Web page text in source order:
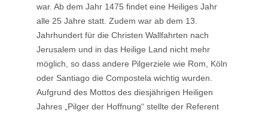
war. Ab dem Jahr 1475 findet eine Heiliges Jahr
alle 25 Jahre statt. Zudem war ab dem 13.
Jahrhundert für die Christen Wallfahrten nach
Jerusalem und in das Heilige Land nicht mehr
möglich, so dass andere Pilgerziele wie Rom, Köln
oder Santiago die Compostela wichtig wurden.
Aufgrund des Mottos des diesjährigen Heiligen
Jahres „Pilger der Hoffnung“ stellte der Referent